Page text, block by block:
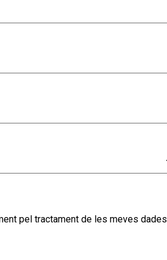
pel tractament de les meves dades